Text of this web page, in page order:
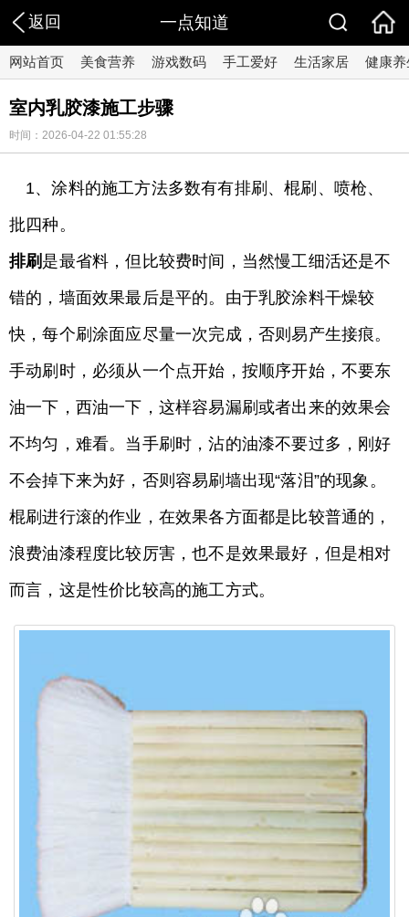
返回 一点知道
网站首页 美食营养 游戏数码 手工爱好 生活家居 健康养
室内乳胶漆施工步骤
时间：2026-04-22 01:55:28
1、涂料的施工方法多数有有排刷、棍刷、喷枪、
批四种。
排刷 是最省料，但比较费时间，当然慢工细活还是不
错的，墙面效果最后是平的。由于乳胶涂料干燥较
快，每个刷涂面应尽量一次完成，否则易产生接痕。
手动刷时，必须从一个点开始，按顺序开始，不要东
油一下，西油一下，这样容易漏刷或者出来的效果会
不均匀，难看。当手刷时，沾的油漆不要过多，刚好
不会掉下来为好，否则容易刷墙出现“落泪”的现象。
棍刷进行滚的作业，在效果各方面都是比较普通的，
浪费油漆程度比较厉害，也不是效果最好，但是相对
而言，这是性价比较高的施工方式。